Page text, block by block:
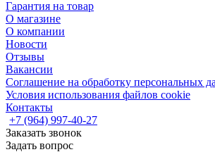
Гарантия на товар
О магазине
О компании
Новости
Отзывы
Вакансии
Соглашение на обработку персональных
Условия использования файлов cookie
Контакты
+7 (964) 997-40-27
Заказать звонок
Задать вопрос